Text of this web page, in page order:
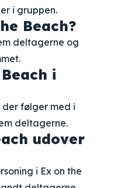
i gruppen.
Beach?
deltagerne og
i
der følger med i
deltagerne.
udover
i Ex on the